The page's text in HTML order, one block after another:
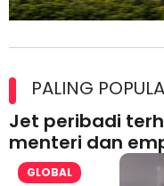
lesen separuh pertama
PALING
Jet peribadi
menteri dan
GLOBAL